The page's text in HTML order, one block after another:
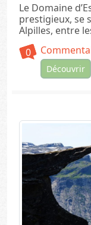
Le Domaine
prestigieux, se
Alpilles, entre
0
Découvrir